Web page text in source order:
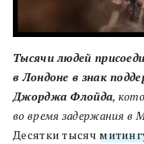
Тысячи людей
в Лондоне в знак
Джорджа Флойда,
во время задержания в
Десятки тысяч